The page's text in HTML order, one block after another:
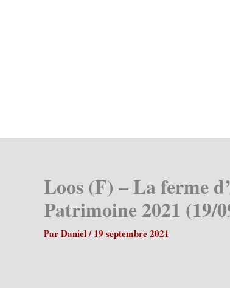
Loos (F) – La ferme
Patrimoine 2021 (19/
ParDaniel/19 septembre 2021